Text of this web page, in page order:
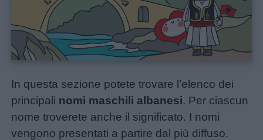
Home
In questa sezione potete trovare l’elenco dei
principali nomi maschili albanesi. Per ciascun
nome troverete anche il significato. I nomi
vengono presentati a partire dal più diffuso.